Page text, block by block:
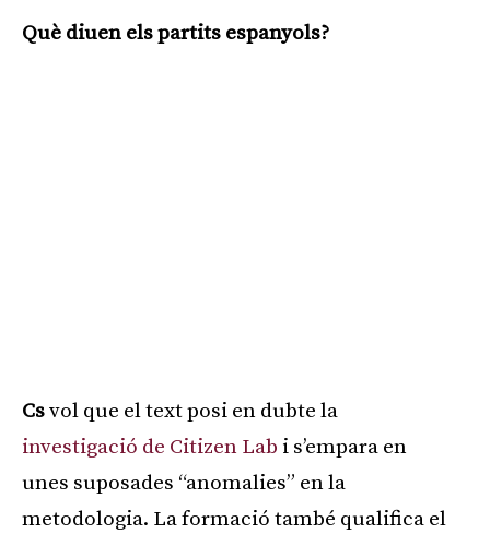
Què diuen els partits espanyols?
Csvol que el text posi en dubte la
investigació de Citizen Lab i s’empara en
unes suposades “anomalies” en la
metodologia. La formació també qualifica el